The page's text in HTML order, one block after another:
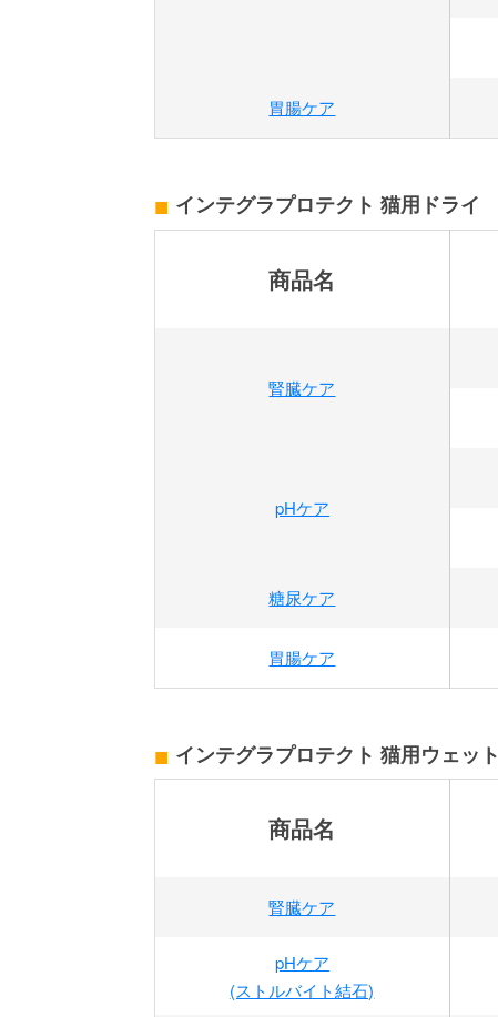
胃腸ケア
インテグラプロテクト 猫用ドライ
商品名
腎臓ケア
pHケア
糖尿ケア
胃腸ケア
インテグラプロテクト 猫用ウェット
商品名
腎臓ケア
pHケア
(ストルバイト結石)